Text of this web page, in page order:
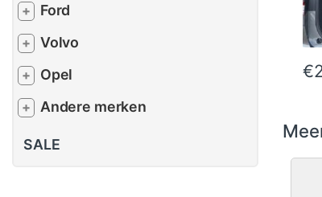
€
+ Ford
+ Volvo
+ Opel
+ Andere merken
SALE